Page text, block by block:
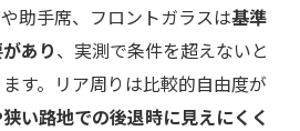
助手席、フロントガラスは基準
あり、実測で条件を超えないと
す。リア周りは比較的自由度が
い路地での後退時に見えにくく